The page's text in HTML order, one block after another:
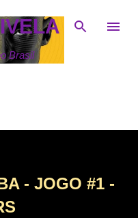
principal
Brasil
- JOGO #1 -